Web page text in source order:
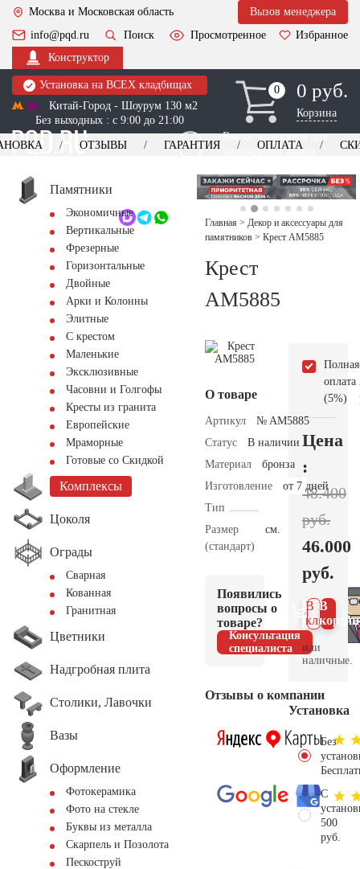
Москва и Московская область
Вызов менеджера
info@pqd.ru
Поиск Просмотренное
Избранное
Конструктор
Установка на ВСЕХ кладбищах
Китай-Город - Шоурум 130 м2
Без выходных : с 9:00 до 21:00
0
0 0 руб.
Корзина
Выезд менеджера для
оформления заказа
+7 (495) 518-44-23
Обратный звонок
ОТЗЫВЫ ГАРАНТИЯ ОПЛАТА
Памятники
Экономичные
Вертикальные
Фрезерные
Горизонтальные
Двойные
Арки и Колонны
Элитные
С крестом
Маленькие
Эксклюзивные
Часовни и Голгофы
Кресты из гранита
Европейские
Мраморные
Готовые со Скидкой
Комплексы
Цоколя
Ограды
Сварная
Кованная
Гранитная
Цветники
Надгробная плита
Столики, Лавочки
Вазы
Оформление
Фотокерамика
Фото на стекле
Буквы из металла
Скарпель и Позолота
Пескоструй
Главная > Декор и аксессуары для
памятников > Крест AM5885
Крест
AM5885
О товаре
Артикул
№ AM5885
Статус
В наличии
Материал
бронза
Изготовление
от 7 дней
Тип
Размер
(стандарт)
см.
Появились
вопросы о
товаре?
Консультация
специалиста
Отзывы о компании
Полная
оплата
(5%)
Цена
:
48.400
руб.
46.000
руб.
В
В 1
клик
или
наличные.
Установка
Без
С
500
руб.